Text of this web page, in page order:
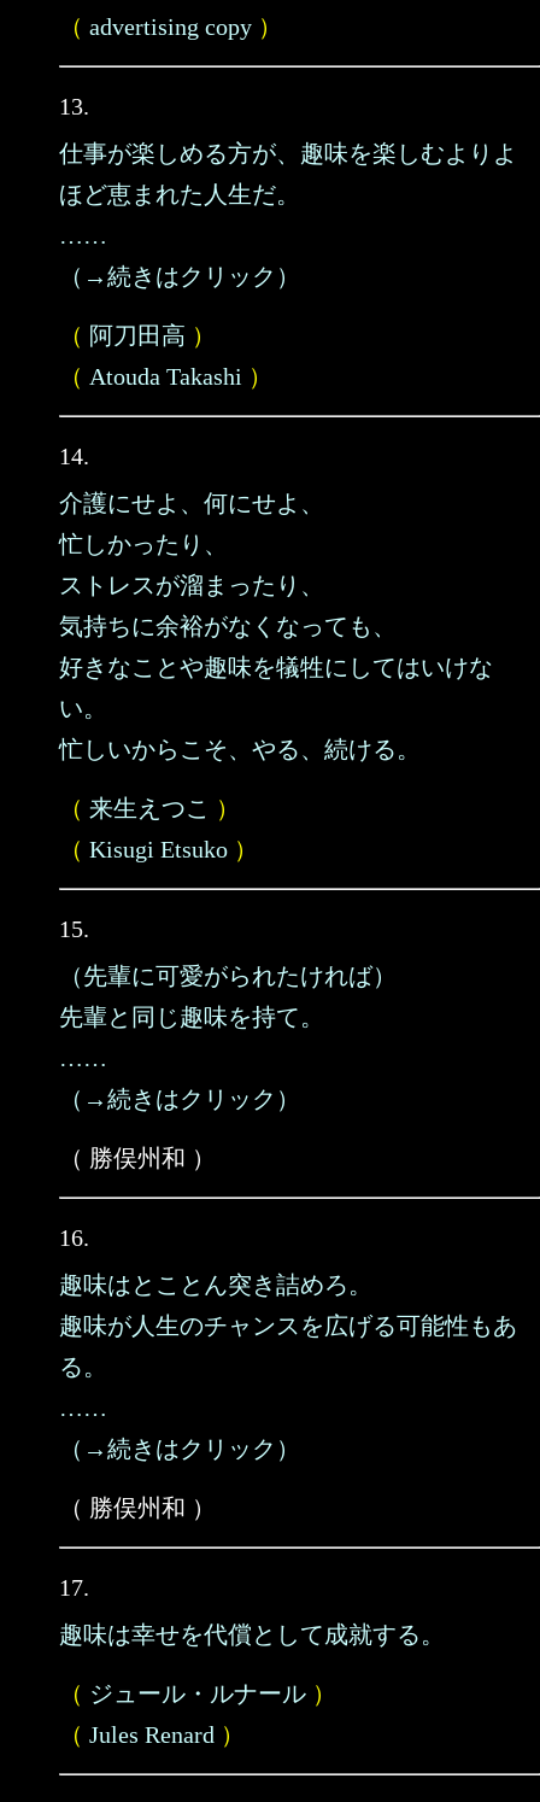
（ advertising copy ）
13.
仕事が楽しめる方が、趣味を楽しむよりよ
ほど恵まれた人生だ。
……
（→続きはクリック）
（ 阿刀田高 ）
（ Atouda Takashi ）
14.
介護にせよ、何にせよ、
忙しかったり、
ストレスが溜まったり、
気持ちに余裕がなくなっても、
好きなことや趣味を犠牲にしてはいけな
い。
忙しいからこそ、やる、続ける。
（ 来生えつこ ）
（ Kisugi Etsuko ）
15.
（先輩に可愛がられたければ）
先輩と同じ趣味を持て。
……
（→続きはクリック）
（ 勝俣州和 ）
16.
趣味はとことん突き詰めろ。
趣味が人生のチャンスを広げる可能性もあ
る。
……
（→続きはクリック）
（ 勝俣州和 ）
17.
趣味は幸せを代償として成就する。
（ ジュール・ルナール ）
（ Jules Renard ）